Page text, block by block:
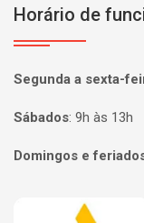
Horário de
Segunda a sexta-
Sábados: 9h às 13h
Domingos e
Página inicial